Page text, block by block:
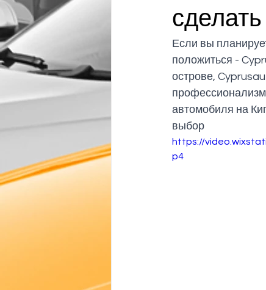
сделать
Если вы
положиться -
острове,
автомобиля на
выбор
https://
p4